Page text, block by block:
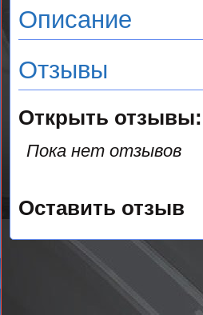
Описание
Отзывы
Открыть
Пока нет отзывов
Оставить отзыв